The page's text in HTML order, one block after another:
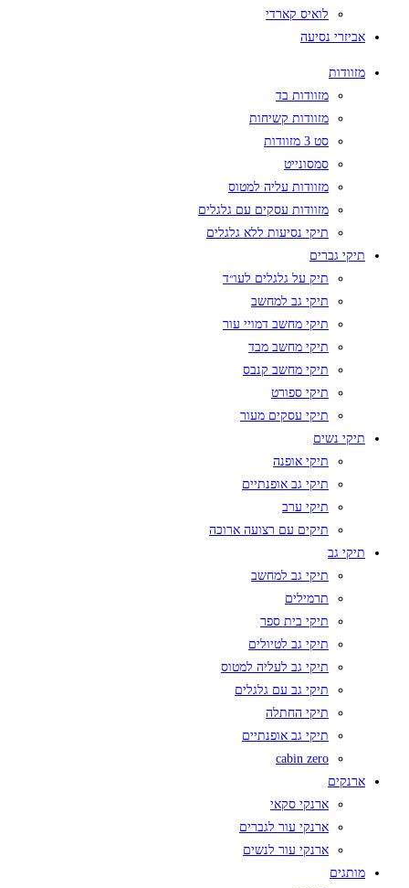
לואיס קארדי
אביזרי נסיעה
מזוודות
מזוודות בד
מזוודות קשיחות
סט 3 מזוודות
סמסונייט
מזוודות עליה למטוס
מזוודות עסקים עם גלגלים
תיקי נסיעות ללא גלגלים
תיקי גברים
תיק על גלגלים לעו״ד
תיקי גב למחשב
תיקי מחשב דמויי עור
תיקי מחשב מבד
תיקי מחשב קנבס
תיקי ספורט
תיקי עסקים מעור
תיקי נשים
תיקי אופנה
תיקי גב אופנתיים
תיקי ערב
תיקים עם רצועה ארוכה
תיקי גב
תיקי גב למחשב
תרמילים
תיקי בית ספר
תיקי גב לטיולים
תיקי גב לעליה למטוס
תיקי גב עם גלגלים
תיקי החתלה
תיקי גב אופנתיים
cabin zero
ארנקים
ארנקי סקאי
ארנקי עור לגברים
ארנקי עור לנשים
מותגים